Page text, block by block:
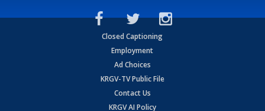
Closed Captioning
Employment
Ad Choices
KRGV-TV Public File
Contact Us
KRGV AI Policy